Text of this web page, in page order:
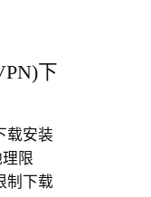
下
载安装
限
制下载